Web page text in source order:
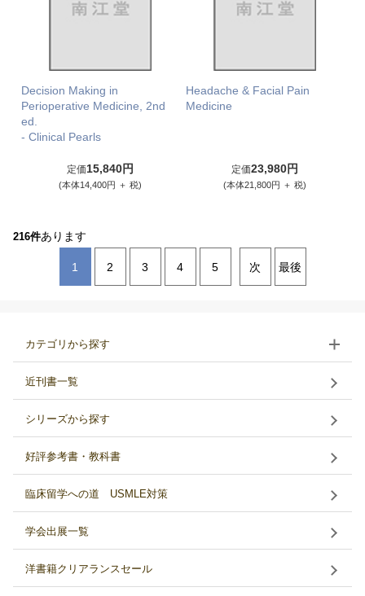
Decision Making in
Perioperative Medicine, 2nd
ed.
- Clinical Pearls
定価15,840円
(本体14,400円 ＋ 税)
Headache & Facial Pain
Medicine
定価23,980円
(本体21,800円 ＋ 税)
216件あります
1 2 3 4 5 次 最後
カテゴリから探す
近刊書一覧
シリーズから探す
好評参考書・教科書
臨床留学への道 USMLE対策
学会出展一覧
洋書籍クリアランスセール